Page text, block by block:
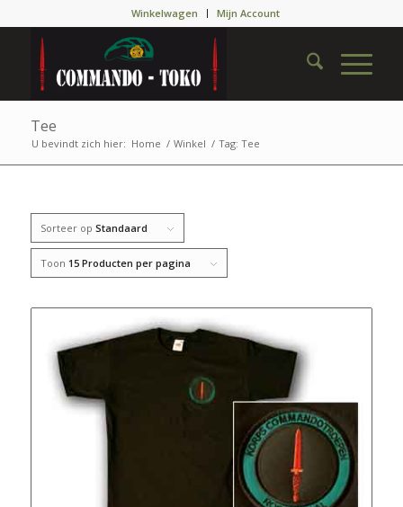
Winkelwagen Mijn Account
Tee
U bevindt zich hier: Home / Winkel / Tag: Tee
Sorteer op Standaard
Toon 15 Producten per pagina